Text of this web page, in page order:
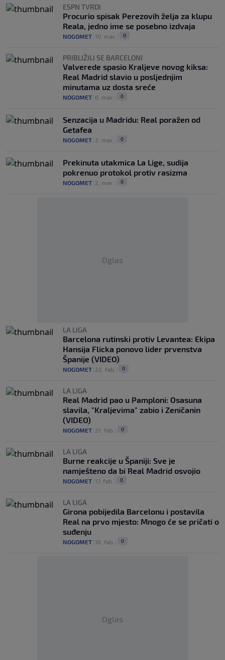
ESPN TVRDI
Procurio spisak Perezovih želja za klupu
Reala, jedno ime se posebno izdvaja
NOGOMET 10. mar. 0
PRIBLIŽILI SE BARCELONI
Valverede spasio Kraljeve novog kiksa:
Real Madrid slavio u posljednjim
minutama uz dosta sreće
NOGOMET 6. mar. 0
Senzacija u Madridu: Real poražen od
Getafea
NOGOMET 2. mar. 0
Prekinuta utakmica La Lige, sudija
pokrenuo protokol protiv rasizma
NOGOMET 2. mar. 0
Oglas
LA LIGA
Barcelona rutinski protiv Levantea: Ekipa
Hansija Flicka ponovo lider prvenstva
Španije (VIDEO)
NOGOMET 22. feb. 0
LA LIGA
Real Madrid pao u Pamploni: Osasuna
slavila, "Kraljevima" zabio i Zeničanin
(VIDEO)
NOGOMET 21. feb. 0
LA LIGA
Burne reakcije u Španiji: Sve je
namješteno da bi Real Madrid osvojio
NOGOMET 17. feb. 0
LA LIGA
Girona pobijedila Barcelonu i postavila
Real na prvo mjesto: Mnogo će se pričati o
suđenju
NOGOMET 16. feb. 0
Oglas